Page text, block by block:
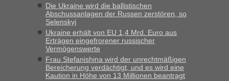
„Derzeit, ist es überall sehr voll an den Grenzen Ukraine/
Polen. Zb. Krakovets 100 PKW ca. 10 h Wartezeit. Wollen
Montag rüber, versuchen es sehr früh.“
Die Ukraine wird die ballistischen
Abschussanlagen der Russen zerstören, so
Selenskyj
Ukraine erhält von EU 1,4 Mrd. Euro aus
Erträgen eingefrorener russischer
Vermögenswerte
Frau Stefanishina wird der unrechtmäßigen
Bereicherung verdächtigt, und es wird eine
Kaution in Höhe von 13 Millionen beantragt